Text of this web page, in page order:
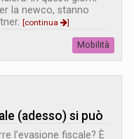
la newco, stanno
[continua ]
Mobilità
(adesso) si può
l’evasione fiscale? È